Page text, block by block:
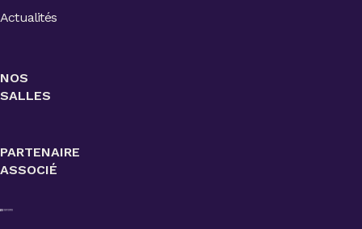
Actualités
NOS
SALLES
PARTENAIRE
ASSOCIÉ